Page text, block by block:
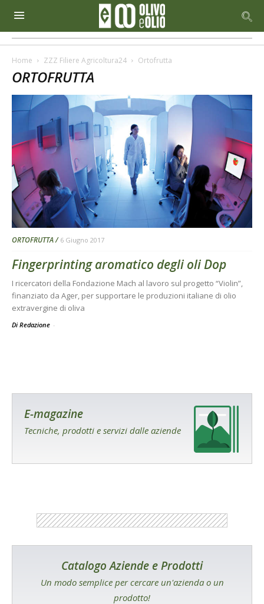
Home ZZZ Filiere Agricoltura24 Ortofrutta
ORTOFRUTTA
ORTOFRUTTA 6 Giugno 2017
Fingerprinting aromatico degli oli Dop
I ricercatori della Fondazione Mach al lavoro sul progetto “Violin”,
finanziato da Ager, per supportare le produzioni italiane di olio
extravergine di oliva
Di Redazione -
E-magazine
Tecniche, prodotti e servizi dalle aziende
Catalogo Aziende e Prodotti
Un modo semplice per cercare un'azienda o un
prodotto!